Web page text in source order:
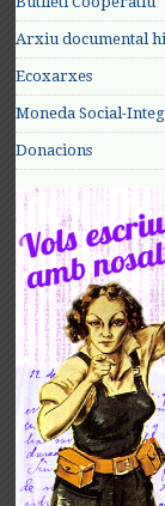
Arxiu documental
Ecoxarxes
Moneda Social-
Donacions